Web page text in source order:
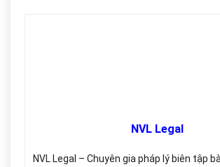
NVL Legal
NVL Legal – Chuyên gia pháp lý biên tập